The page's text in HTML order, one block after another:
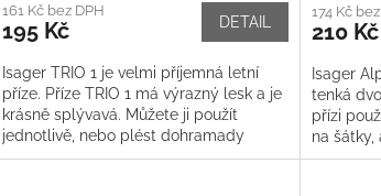
161 Kč bez DPH
195 Kč DETAIL
Isager TRIO 1 je velmi příjemná letní
příze. Příze TRIO 1 má výrazný lesk a je
krásně splývavá. Můžete ji použít
jednotlivě, nebo plést dohramady
jedno, dvě nebo více vláken....
174 Kč
210 Kč
Isager
tenká
přízi
na